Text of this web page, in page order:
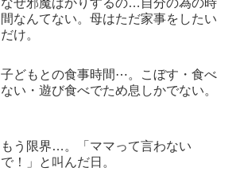
なぜ邪魔ばかりするの…自分の為の時
間なんてない。母はただ家事をしたい
だけ。
子どもとの食事時間⋯。こぼす・食べ
ない・遊び食べでため息しかでない。
もう限界…。「ママって言わない
で！」と叫んだ日。